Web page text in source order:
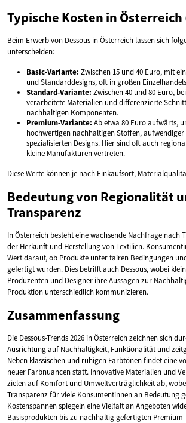
Typische Kosten in Österreich
Beim Erwerb von Dessous in Österreich lassen sich
unterscheiden:
Basic-Variante: Zwischen 15 und 40 Euro, mit
und Standarddesigns, oft in großen
Standard-Variante: Zwischen 40 und 80 Euro,
verarbeitete Materialien und differenzierte
nachhaltigen Komponenten.
Premium-Variante: Ab etwa 80 Euro aufwärts,
hochwertigen nachhaltigen Stoffen,
spezialisierten Designs. Hier sind oft auch
kleine Manufakturen vertreten.
Diese Werte können je nach Einkaufsort,
Bedeutung von Regionalität
Transparenz
In Österreich besteht eine wachsende Nachfrage nach
der Herkunft und Herstellung von Textilien.
Wert darauf, ob Produkte unter fairen Bedingungen
gefertigt wurden. Dies betrifft auch Dessous, wobei
Produzenten und Designer ihre Aussagen zur
Produktion unterschiedlich kommunizieren.
Zusammenfassung
Die Dessous-Trends 2026 in Österreich zeichnen sich
Ausrichtung auf Nachhaltigkeit, Funktionalität und
Neben klassischen und ruhigen Farbtönen findet eine
neuer Farbnuancen statt. Innovative Materialien und
zielen auf Komfort und Umweltverträglichkeit ab,
Transparenz für viele Konsumentinnen an Bedeutung
Kostenspannen spiegeln eine Vielfalt an Angeboten
Basisprodukten bis zu nachhaltig gefertigten Premium-